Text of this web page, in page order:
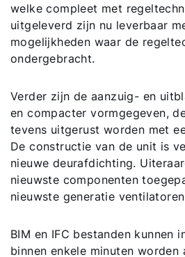
welke compleet met
uitgeleverd zijn nu leverbaar
mogelijkheden waar de
ondergebracht.
Verder zijn de aanzuig- en
en compacter vormgegeven,
tevens uitgerust worden met
De constructie van de unit is
nieuwe deurafdichting.
nieuwste componenten
nieuwste generatie
BIM en IFC bestanden kunnen
binnen enkele minuten worden